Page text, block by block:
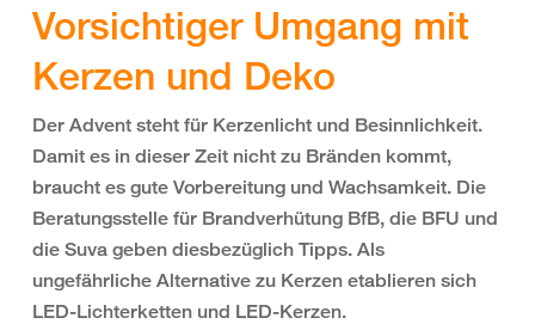
Vorsichtiger Umgang mit
Kerzen und Deko
Der Advent steht für Kerzenlicht und Besinnlichkeit.
Damit es in dieser Zeit nicht zu Bränden kommt,
braucht es gute Vorbereitung und Wachsamkeit. Die
Beratungsstelle für Brandverhütung BfB, die BFU und
die Suva geben diesbezüglich Tipps. Als
ungefährliche Alternative zu Kerzen etablieren sich
LED-Lichterketten und LED-Kerzen.